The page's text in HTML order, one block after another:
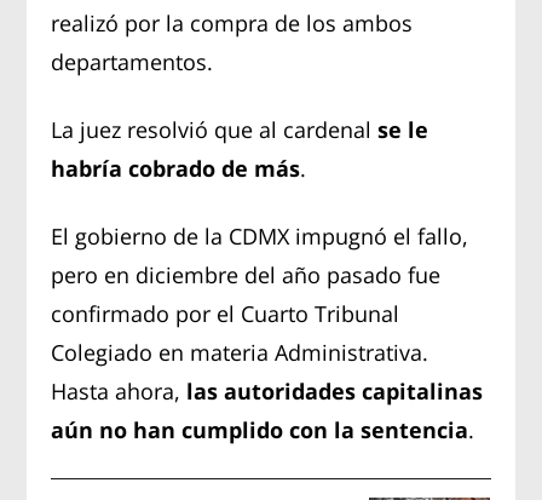
realizó por la compra de los ambos
departamentos.
La juez resolvió que al cardenalse le
habría cobrado de más.
El gobierno de la CDMX impugnó el fallo,
pero en diciembre del año pasado fue
confirmado por el Cuarto Tribunal
Colegiado en materia Administrativa.
Hasta ahora, las autoridades capitalinas
aún no han cumplido con la sentencia.